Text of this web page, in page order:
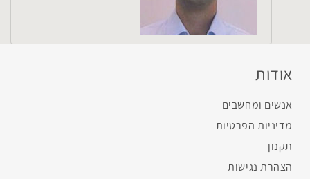
אודות
אנשים ומחשבים
מדיניות הפרטיות
תקנון
הצהרת נגישות